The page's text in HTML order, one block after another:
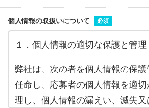
個人情報の取扱いについて 必須
１．個人情報の適切な保護と管理
弊社は、次の者を個人情報の保護
任命し、応募者の個人情報を適
理し、個人情報の漏えい、滅失又